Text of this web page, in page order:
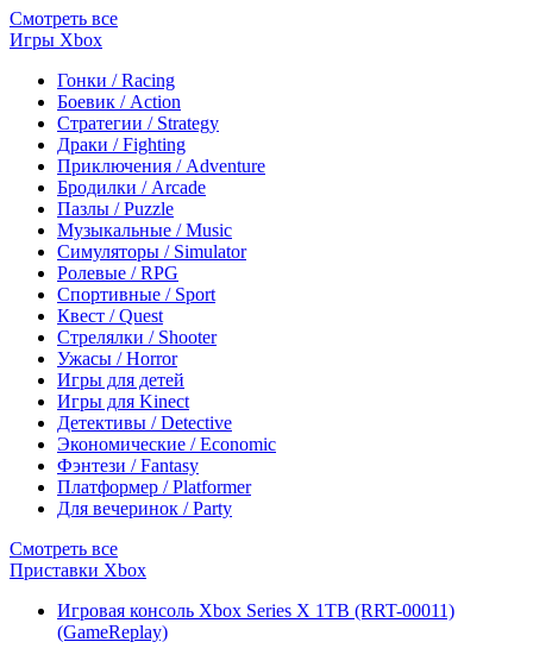
Смотреть все
Игры Xbox
Гонки / Racing
Боевик / Action
Стратегии / Strategy
Драки / Fighting
Приключения / Adventure
Бродилки / Arcade
Пазлы / Puzzle
Музыкальные / Music
Симуляторы / Simulator
Ролевые / RPG
Спортивные / Sport
Квест / Quest
Стрелялки / Shooter
Ужасы / Horror
Игры для детей
Игры для Kinect
Детективы / Detective
Экономические / Economic
Фэнтези / Fantasy
Платформер / Platformer
Для вечеринок / Party
Смотреть все
Приставки Xbox
Игровая консоль Xbox Series X 1TB (RRT-00011)
(GameReplay)